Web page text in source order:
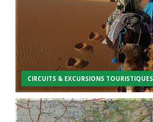
CIRCUITS & EXCURSIONS TOURISTIQUES